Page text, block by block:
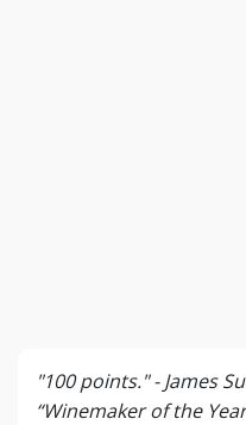
"100 points." - James
“Winemaker of the